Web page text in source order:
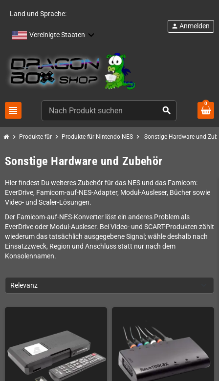
Land und Sprache:
Vereinigte Staaten
view_headline search
person Anmelden
0
chevron_right Produkte für chevron_right Produkte für Nintendo NES chevron_right Sonstige Hardware und
Sonstige Hardware und Zubehör
Hier findest Du weiteres Zubehör für das NES und das Famicom:
EverDrive, Famicom-auf-NES-Adapter, Modul-Ausleser, Bücher sowie
Video- und Scaler-Lösungen.
Der Famicom-auf-NES-Konverter löst ein anderes Problem als
EverDrive oder Modul-Ausleser. Bei Video- und SCART-Produkten zählt
wiederum das tatsächlich ausgegebene Signal; wähle deshalb nach
Einsatzzweck, Region und Anschluss statt nur nach dem
Konsolennamen.
Relevanz